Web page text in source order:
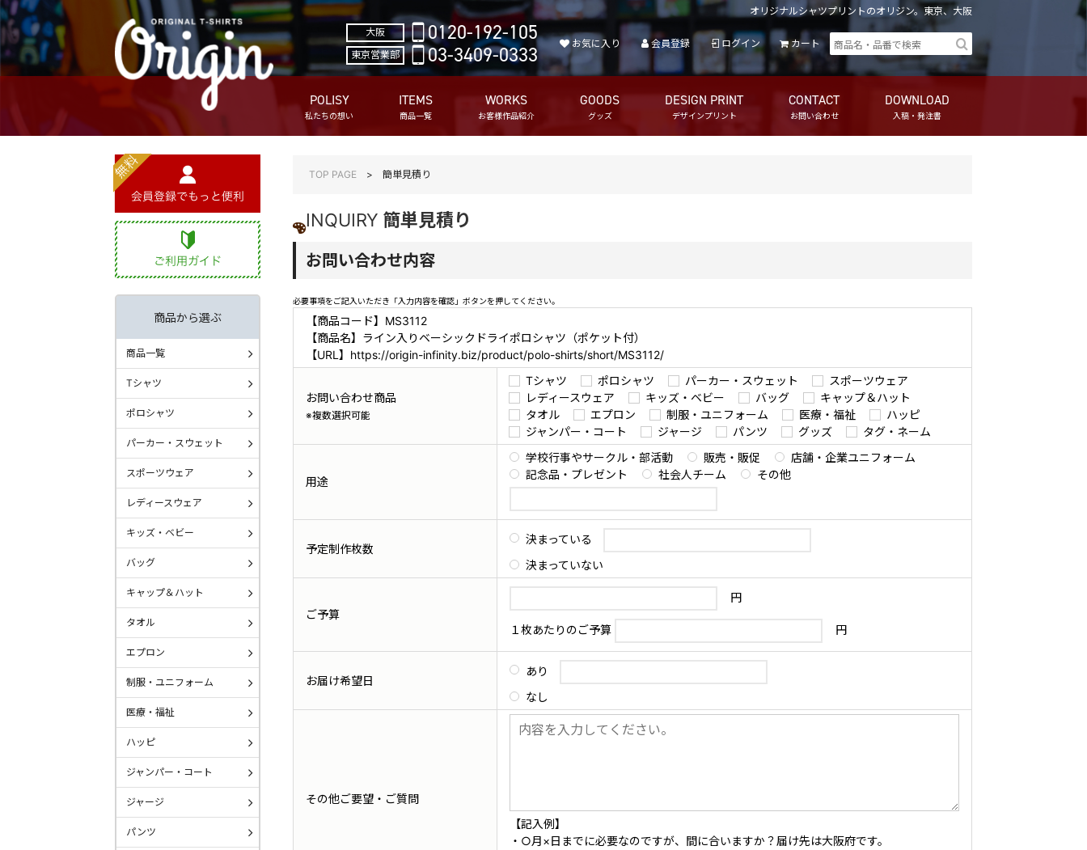
オリジナルシャツプリントのオリジン。東京、大阪
POLISY
私たちの想い
ITEMS
商品一覧
WORKS
お客様作品紹介
GOODS
グッズ
DESIGN PRINT
デザインプリント
CONTACT
お問い合わせ
DOWNLOAD
入稿・発注書
大阪 0120-192-105
東京営業部 03-3409-0333 お気に入り 会員登録 ログイン カート
TOP PAGE 簡単見積り
INQUIRY 簡単見積り
お問い合わせ内容
必要事項をご記入いただき「入力内容を確認」ボタンを押してください。
【商品コード】MS3112
【商品名】ライン入りベーシックドライポロシャツ（ポケット付）
【URL】https://origin-infinity.biz/product/polo-shirts/short/MS3112/
お問い合わせ商品
※複数選択可能
Tシャツ ポロシャツ パーカー・スウェット
スポーツウェア
レディースウェア
キッズ・ベビー バッグ
キャップ＆ハット
タオル
エプロン 制服・ユニフォーム 医療・福祉
ハッピ
ジャンパー・コート
ジャージ パンツ グッズ タグ・ネーム
用途
学校行事やサークル・部活動 販売・販促
店舗・企業ユニフォーム
記念品・プレゼント
社会人チーム その他
予定制作枚数
決まっている
決まっていない
ご予算
円
１枚あたりのご予算 円
お届け希望日
あり
なし
その他ご要望・ご質問
【記入例】
・○月×日までに必要なのですが、間に合いますか？届け先は大阪府です。
商品から選ぶ
商品一覧
Tシャツ
ポロシャツ
パーカー・スウェット
スポーツウェア
レディースウェア
キッズ・ベビー
バッグ
キャップ＆ハット
タオル
エプロン
制服・ユニフォーム
医療・福祉
ハッピ
ジャンパー・コート
ジャージ
パンツ